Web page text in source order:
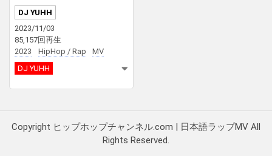
eyden
DJ YUHH
2023/11/03
85,157回再生
2023
HipHop / Rap
MV
DJ YUHH
Copyright ヒップホップチャンネル.com | 日本語ラップMV All
Rights Reserved.